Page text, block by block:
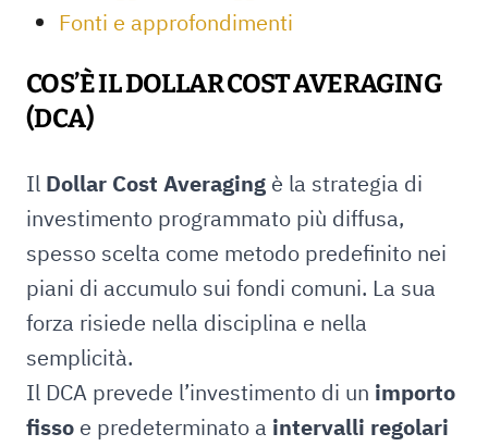
Fonti e approfondimenti
COS’È IL DOLLAR COST AVERAGING
(DCA)
Il Dollar Cost Averaging è la strategia di
investimento programmato più diffusa,
spesso scelta come metodo predefinito nei
piani di accumulo sui fondi comuni. La sua
forza risiede nella disciplina e nella
semplicità.
Il DCA prevede l’investimento di un importo
fisso e predeterminato a intervalli regolari